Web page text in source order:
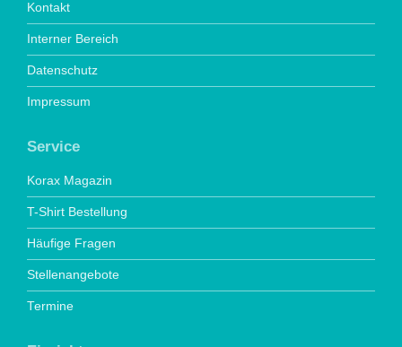
Kontakt
Interner Bereich
Datenschutz
Impressum
Service
Korax Magazin
T-Shirt Bestellung
Häufige Fragen
Stellenangebote
Termine